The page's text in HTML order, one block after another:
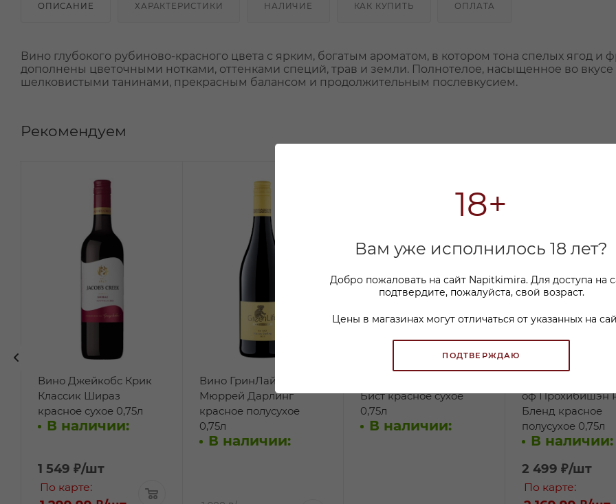
18+
Вам уже исполнилось 18 лет?
Добро пожаловать на сайт Napitkimira. Для доступа на
подтвердите, пожалуйста, свой возраст.
Цены в магазинах могут отличаться от указанных на
ПОДТВЕРЖДАЮ
ОПИСАНИЕ ХАРАКТЕРИСТИКИ НАЛИЧИЕ КАК КУПИТЬ ОПЛАТА
Вино глубокого рубиново-красного цвета с ярким, богатым ароматом, в котором тона спелых ягод и
дополнены цветочными нотками, оттенками специй, трав и земли. Полнотелое, насыщенное во вкусе
шелковистыми танинами, прекрасным балансом и продолжительным послевкусием.
Рекомендуем
Вино Джейкобс Крик
Классик Шираз
красное сухое 0,75л
В наличии:
1 549 ₽/шт
По карте:
Вино ГринЛайф Шираз
Мюррей Дарлинг
красное полусухое
0,75л
В наличии:
Бист красное сухое
0,75л
В наличии:
оф Прохибишэн
Бленд красное
полусухое 0,75л
В наличии:
2 499 ₽/шт
По карте: